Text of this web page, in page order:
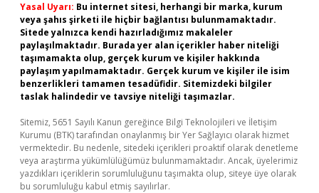
Yasal Uyarı: Bu internet sitesi, herhangi bir marka, kurum
veya şahıs şirketi ile hiçbir bağlantısı bulunmamaktadır.
Sitede yalnızca kendi hazırladığımız makaleler
paylaşılmaktadır. Burada yer alan içerikler haber niteliği
taşımamakta olup, gerçek kurum ve kişiler hakkında
paylaşım yapılmamaktadır. Gerçek kurum ve kişiler ile isim
benzerlikleri tamamen tesadüfidir. Sitemizdeki bilgiler
taslak halindedir ve tavsiye niteliği taşımazlar.
Sitemiz, 5651 Sayılı Kanun gereğince Bilgi Teknolojileri ve İletişim
Kurumu (BTK) tarafından onaylanmış bir Yer Sağlayıcı olarak hizmet
vermektedir. Bu nedenle, sitedeki içerikleri proaktif olarak denetleme
veya araştırma yükümlülüğümüz bulunmamaktadır. Ancak, üyelerimiz
yazdıkları içeriklerin sorumluluğunu taşımakta olup, siteye üye olarak
bu sorumluluğu kabul etmiş sayılırlar.